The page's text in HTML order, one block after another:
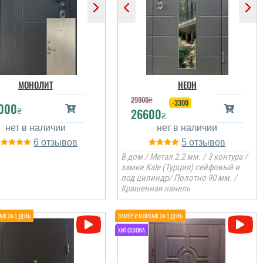
Двері чудові, тим паче,
що це для літньої кухні,
виглядають непогано,
покриття порошкове
МОНОЛИТ
₴
6
НЕОН
29900₴
26600₴
-3300
5
В дом / Метал 2.2 мм. / 3 контура /
замки Kale (Турция) сейфовый и
под цилиндр/ Полотно 90 мм. /
Крашенная панель